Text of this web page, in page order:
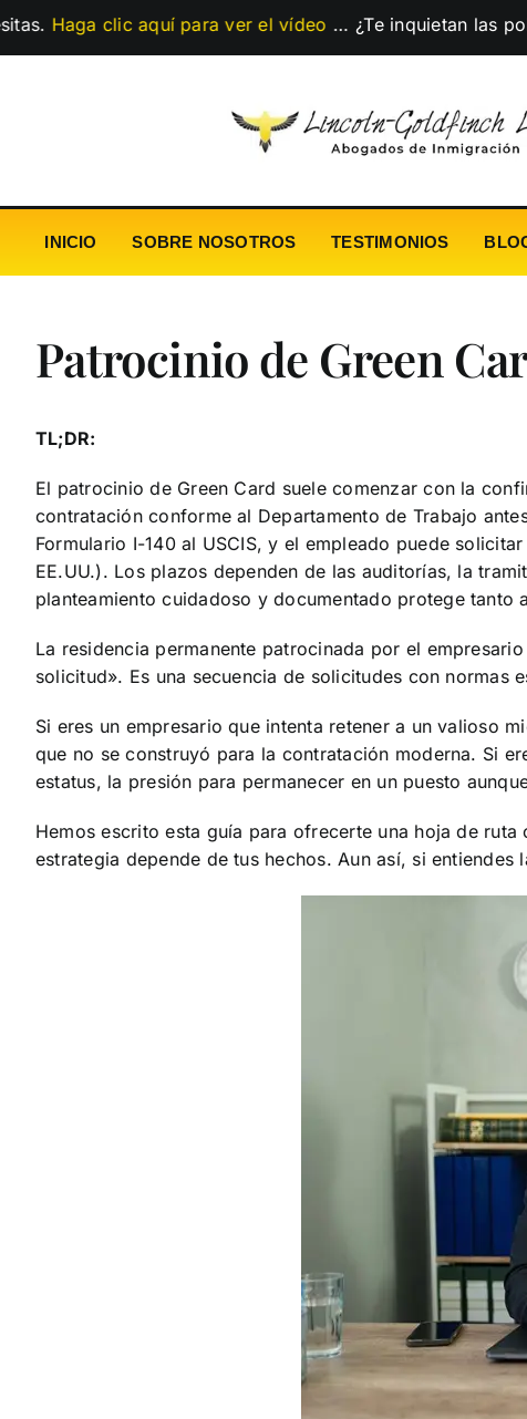
Skip
clic aquí para ver el vídeo… ¿Te inquietan las políticas
INICIO SOBRE NOSOTROS TESTIMONIOS
Patrocinio de Green
TL;DR:
El patrocinio de Green Card suele comenzar con la
contratación conforme al Departamento de Trabajo
Formulario I-140 al USCIS, y el empleado puede
EE.UU.). Los plazos dependen de las auditorías, la
planteamiento cuidadoso y documentado protege
La residencia permanente patrocinada por el
solicitud». Es una secuencia de solicitudes con normas
Si eres un empresario que intenta retener a un valioso
que no se construyó para la contratación moderna. Si
estatus, la presión para permanecer en un puesto
Hemos escrito esta guía para ofrecerte una hoja de
estrategia depende de tus hechos. Aun así, si